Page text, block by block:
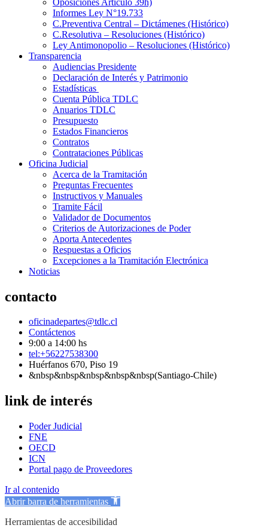
Informes Ley N°19.733
C.Preventiva Central – Dictámenes (Histórico)
C.Resolutiva – Resoluciones (Histórico)
Ley Antimonopolio – Resoluciones (Histórico)
Transparencia
Audiencias Presidente
Declaración de Interés y Patrimonio
Estadísticas
Cuenta Pública TDLC
Anuarios TDLC
Presupuesto
Estados Financieros
Contratos
Contrataciones Públicas
Oficina Judicial
Acerca de la Tramitación
Preguntas Frecuentes
Instructivos y Manuales
Tramite Fácil
Validador de Documentos
Criterios de Autorizaciones de Poder
Aporta Antecedentes
Respuestas a Oficios
Excepciones a la Tramitación Electrónica
Noticias
contacto
oficinadepartes@tdlc.cl
Contáctenos
9:00 a 14:00 hs
tel:+56227538300
Huérfanos 670, Piso 19
&nbsp&nbsp&nbsp&nbsp&nbsp(Santiago-Chile)
link de interés
Poder Judicial
FNE
OECD
ICN
Portal pago de Proveedores
Ir al contenido
Abrir barra de herramientas
Herramientas de accesibilidad